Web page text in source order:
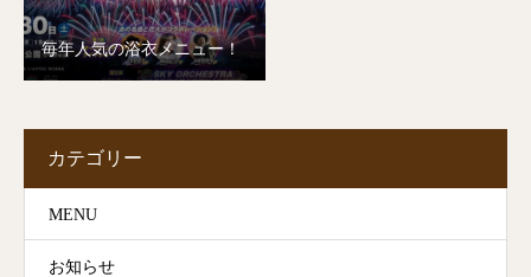
毎年人気の浴衣メニュー！
カテゴリー
MENU
お知らせ